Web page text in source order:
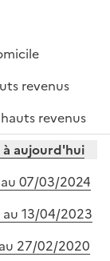
revenus
revenus
aujourd'hui
07/03/2024
13/04/2023
27/02/2020